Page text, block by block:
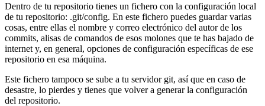
Dentro de tu repositorio tienes un fichero con la configuración local
de tu repositorio: .git/config. En este fichero puedes guardar varias
cosas, entre ellas el nombre y correo electrónico del autor de los
commits, alisas de comandos de esos molones que te has bajado de
internet y, en general, opciones de configuración específicas de ese
repositorio en esa máquina.
Este fichero tampoco se sube a tu servidor git, así que en caso de
desastre, lo pierdes y tienes que volver a generar la configuración
del repositorio.